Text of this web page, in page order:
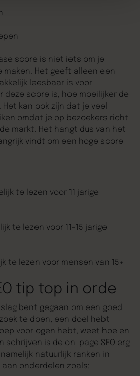
score is niet iets om je
maken. Het geeft alleen een
leesbaar is voor
deze score is, hoe moeilijker de
kan ook zijn dat je veel
omdat je op bezoekers richt
markt. Het hangt dus van het
vindt om een hoge score
te lezen voor 11 jarige
te lezen voor 11-15 jarige
te lezen voor mensen van 15+
tip top in orde
bent gegaan om een goed
te doen, een doel hebt
voor ogen hebt, weet hoe en
schrijven is de on-page SEO erg
natuurlijk ranken in
aan onderdelen zoals: